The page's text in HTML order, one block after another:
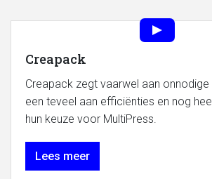
Creapack
Creapack zegt vaarwel aan onnodige
een teveel aan efficiënties en nog
hun keuze voor MultiPress.
Lees meer